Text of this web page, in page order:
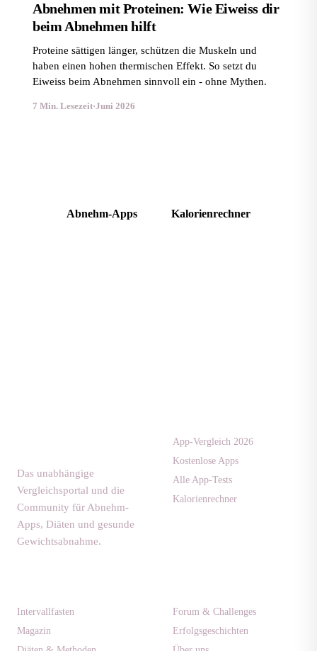
Abnehmen mit Proteinen: Wie Eiweiss dir
beim Abnehmen hilft
Proteine sättigen länger, schützen die Muskeln und
haben einen hohen thermischen Effekt. So setzt du
Eiweiss beim Abnehmen sinnvoll ein - ohne Mythen.
7 Min. Lesezeit·Juni 2026
Abnehm-Apps Kalorienrechner
Das unabhängige
Vergleichsportal und die
Community für Abnehm-
Apps, Diäten und gesunde
Gewichtsabnahme.
App-Vergleich 2026
Kostenlose Apps
Alle App-Tests
Kalorienrechner
Intervallfasten
Magazin
Forum & Challenges
Erfolgsgeschichten